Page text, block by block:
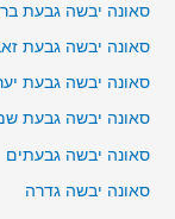
סאונה יבשה גבעת
סאונה יבשה גבעת
סאונה יבשה גבעת
סאונה יבשה גבעת
סאונה יבשה גבעתים
סאונה יבשה גדרה